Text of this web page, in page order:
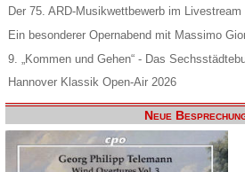
Der 75. ARD-Musikwettbewerb im Livestream
Ein besonderer Opernabend mit Massimo
9. „Kommen und Gehen“ - Das
Hannover Klassik Open-Air 2026
Neue